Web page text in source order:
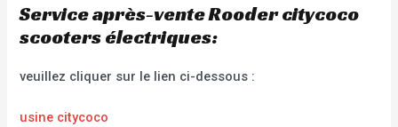
Service après-vente Rooder citycoco
scooters électriques:
veuillez cliquer sur le lien ci-dessous :
usine citycoco